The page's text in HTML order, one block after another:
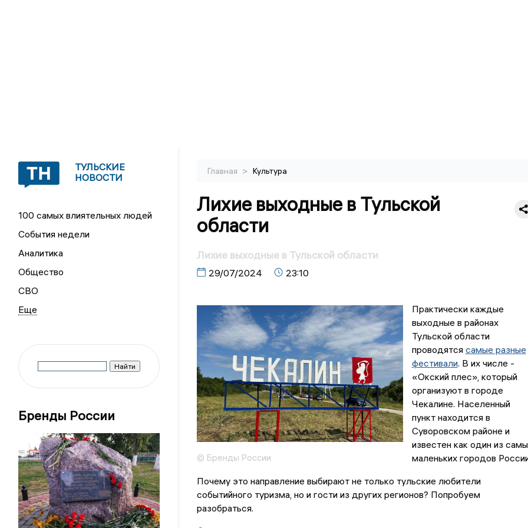
ТУЛЬСКИЕ
НОВОСТИ
100 самых влиятельных людей
События недели
Аналитика
Общество
СВО
Бренды России
Главная > Культура
Лихие выходные в Тульской
области
Лихие выходные в Тульской области
29/07/2024 23:10
© Бренды России
Практически каждые
выходные в районах
Тульской области
проводятся самые разные
фестивали. В их числе -
«Окский плес», который
организуют в городе
Чекалине. Населенный
пункт находится в
Суворовском районе и
известен как один из
маленьких городов
Почему это направление выбирают не только тульские любители
событийного туризма, но и гости из других регионов? Попробуем
разобраться.